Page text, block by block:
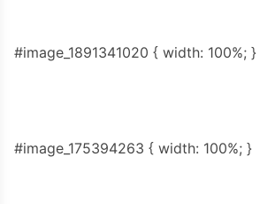
#image_1891341020 { width: 100%; }
#image_175394263 { width: 100%; }